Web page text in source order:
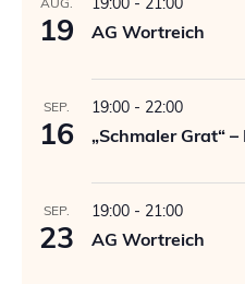
19 AG Wortreich
SEP.
16
19:00 - 22:00
„Schmaler Grat“
SEP.
23
19:00 - 21:00
AG Wortreich